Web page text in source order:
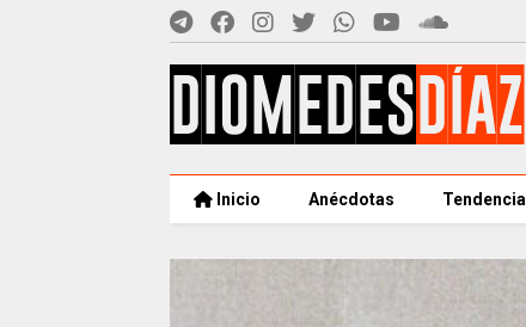
Inicio Anécdotas Tendencia